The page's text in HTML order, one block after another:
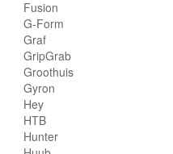
Fusion
G-Form
Graf
GripGrab
Groothuis
Gyron
Hey
HTB
Hunter